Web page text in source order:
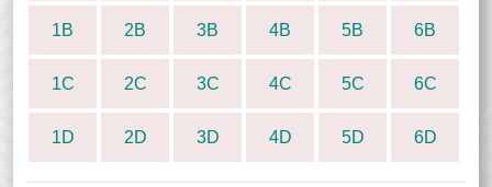
1B 2B 3B 4B 5B 6B
1C 2C 3C 4C 5C 6C
1D 2D 3D 4D 5D 6D